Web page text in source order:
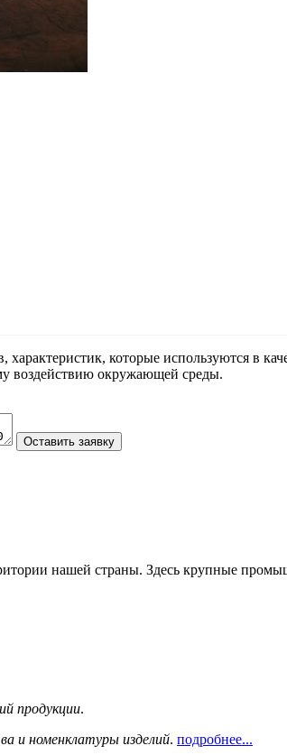
которые используются в
воздействию окружающей среды.
нашей страны. Здесь крупные
продукции.
и номенклатуры изделий. подробнее...